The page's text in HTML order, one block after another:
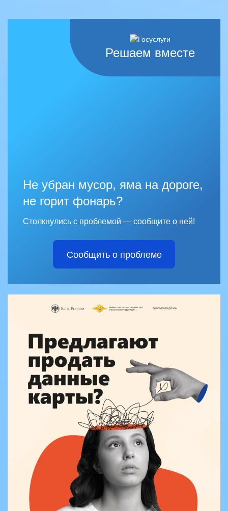
Решаем вместе
Не убран мусор, яма на дороге,
не горит фонарь?
Столкнулись с проблемой — сообщите о ней!
Сообщить о проблеме